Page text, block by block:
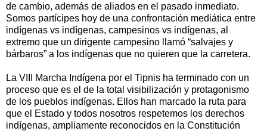
de cambio, además de aliados en el pasado inmediato.
Somos partícipes hoy de una confrontación mediática entre
indígenas vs indígenas, campesinos vs indígenas, al
extremo que un dirigente campesino llamó “salvajes y
bárbaros” a los indígenas que no quieren que la carretera.
La VIII Marcha Indígena por el Tipnis ha terminado con un
proceso que es el de la total visibilización y protagonismo
de los pueblos indígenas. Ellos han marcado la ruta para
que el Estado y todos nosotros respetemos los derechos
indígenas, ampliamente reconocidos en la Constitución